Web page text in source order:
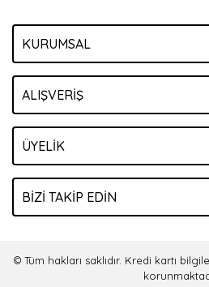
KURUMSAL
ALIŞVERİŞ
ÜYELİK
BİZİ TAKİP EDİN
© Tüm hakları saklıdır. Kredi kartı